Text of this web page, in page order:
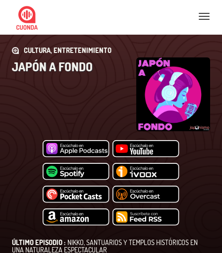
Nav
CULTURA, ENTRETENIMIENTO
JAPÓN A FONDO
ÚLTIMO EPISODIO : NIKKO, SANTUARIOS Y TEMPLOS HISTÓRICOS EN
UNA NATURALEZA ESPECTACULAR